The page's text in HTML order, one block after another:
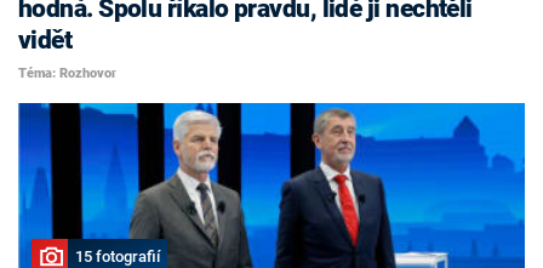
hodná. Spolu říkalo pravdu, lidé ji nechtěli
vidět
Téma: Rozhovor
15 fotografií